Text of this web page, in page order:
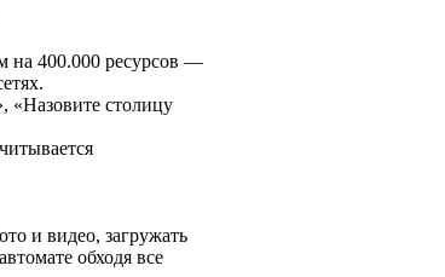
на 400.000 ресурсов —
«Назовите столицу
и видео, загружать
обходя все